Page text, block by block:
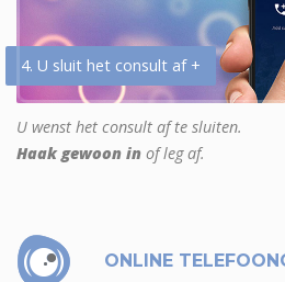
4. U sluit het consult af +
U wenst het consult af te sluiten.
Haak gewoon in of leg af.
ONLINE